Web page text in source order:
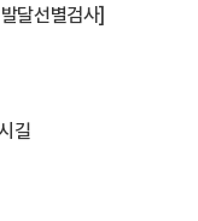
달선별검사]
길